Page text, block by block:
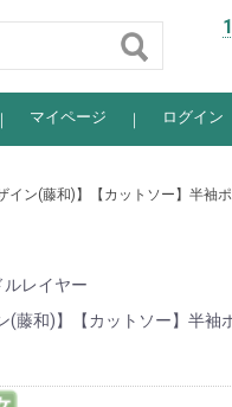
マイページ ログイン
イン(藤和)】【カットソー】半袖
レイヤー
(藤和)】【カットソー】半袖